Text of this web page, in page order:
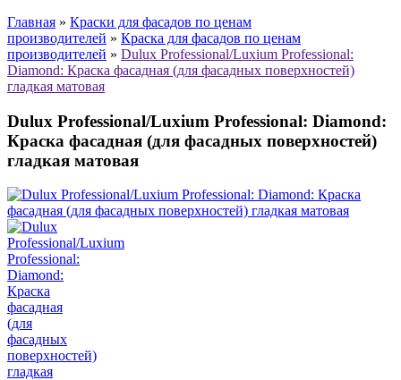
Главная » Краски для фасадов по ценам
производителей » Краска для фасадов по ценам
производителей » Dulux Professional/Luxium Professional:
Diamond: Краска фасадная (для фасадных поверхностей)
гладкая матовая
Dulux Professional/Luxium Professional: Diamond:
Краска фасадная (для фасадных поверхностей)
гладкая матовая